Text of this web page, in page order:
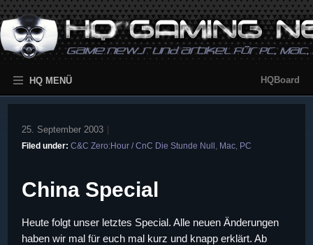
HQ MENÜ HQBoard
25. September 2003
Filed under: C&C Zero:Hour / CnC Die Stunde Null , Mac, PC
China Special
Heute folgt unser letztes Special. Alle neuen Änderungen
haben wir mal für euch mal kurz und knapp erklärt. Ab